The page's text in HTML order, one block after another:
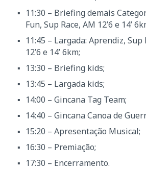
11:30 – Briefing demais
Fun, Sup Race, AM 12’6 e 14’
11:45 – Largada: Aprendiz, Sup
12’6 e 14’ 6km;
13:30 – Briefing kids;
13:45 – Largada kids;
14:00 – Gincana Tag Team;
14:40 – Gincana Canoa de
15:20 – Apresentação Musical;
16:30 – Premiação;
17:30 – Encerramento.